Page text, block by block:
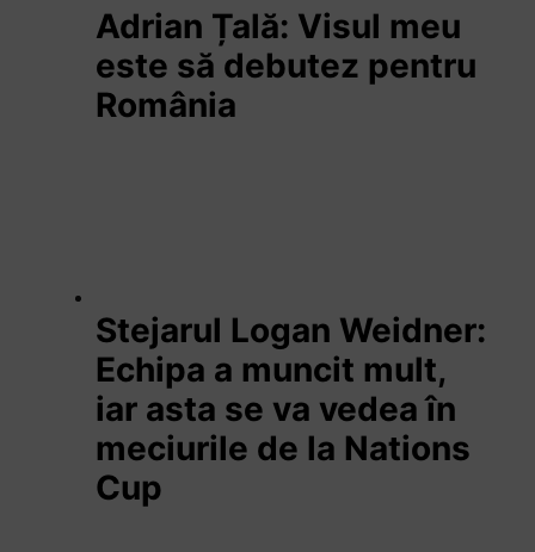
Adrian Țală: Visul meu
este să debutez pentru
România
Stejarul Logan Weidner:
Echipa a muncit mult,
iar asta se va vedea în
meciurile de la Nations
Cup